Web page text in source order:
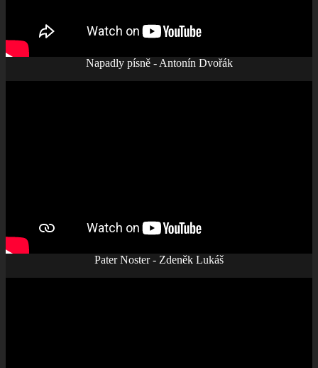
Napadly písně - Antonín Dvořák
Pater Noster - Zdeněk Lukáš